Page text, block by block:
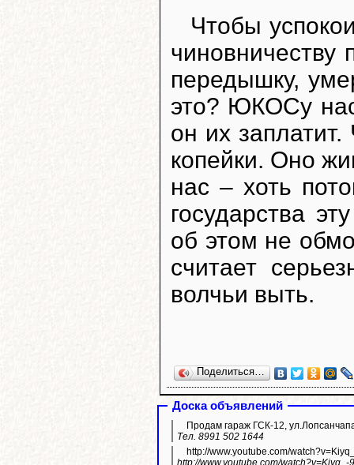
Чтобы
чиновничеству
передышку,
это? ЮКОСу
он их
копейки. Оно
нас – хоть
государства
об этом не
считает
волчьи выть.
Поделиться…
Доска объявлений
Продам гараж ГСК-12,
Тел. 8991 502 1644
http://www.youtube.com/
http://www.youtube.com/watch?v=Kiyq_-